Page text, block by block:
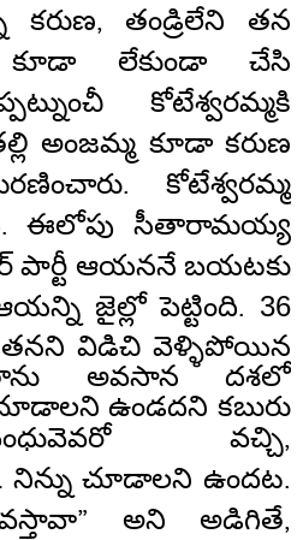
కరుణ, తండ్రిలేని తన
కూడా లేకుండా చేసి
కోటేశ్వరమ్మకి
అంజమ్మ కూడా కరుణ
కోటేశ్వరమ్మ
ఈలోపు సీతారామయ్య
పార్టీ ఆయననే బయటకు
జైల్లో పెట్టింది. 36
తనని విడిచి వెళ్ళిపోయిన
అవసాన దశలో
ఉండదని కబురు
వచ్చి,
చూడాలని ఉందట.
వస్తావా” అని అడిగితే,